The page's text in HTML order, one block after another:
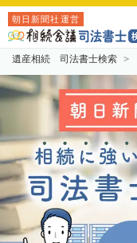
朝日新聞社運営
遺産相続 司法書士検索